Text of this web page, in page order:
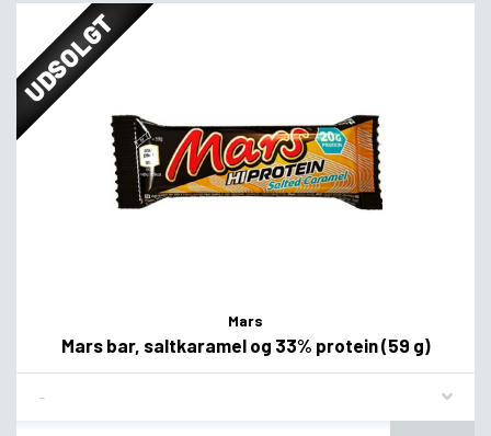
UDSOLGT
Mars
Mars bar, saltkaramel og 33% protein (59 g)